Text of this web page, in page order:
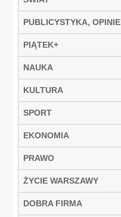
PUBLICYSTYKA, OPINIE
PIĄTEK+
NAUKA
KULTURA
SPORT
EKONOMIA
PRAWO
ŻYCIE WARSZAWY
DOBRA FIRMA